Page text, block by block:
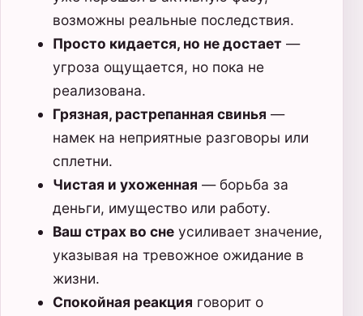
возможны реальные последствия.
Просто кидается, но не достает —
угроза ощущается, но пока не
реализована.
Грязная, растрепанная свинья —
намек на неприятные разговоры или
сплетни.
Чистая и ухоженная — борьба за
деньги, имущество или работу.
Ваш страх во сне усиливает значение,
указывая на тревожное ожидание в
жизни.
Спокойная реакция говорит о